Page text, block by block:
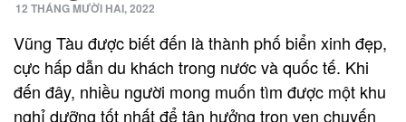
12 THÁNG MƯỜI HAI, 2022
Vũng Tàu được biết đến là thành phố biển xinh đẹp,
cực hấp dẫn du khách trong nước và quốc tế. Khi
đến đây, nhiều người mong muốn tìm được một khu
nghỉ dưỡng tốt nhất để tận hưởng trọn vẹn chuyến